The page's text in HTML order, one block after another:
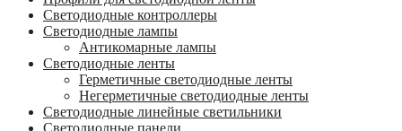
Светодиодные контроллеры
Светодиодные лампы
Антикомарные лампы
Светодиодные ленты
Гермeтичные светодиодные ленты
Негерметичные светодиодные ленты
Светодиодные линейные светильники
Светодиодные панели